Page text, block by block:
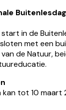
in de
met een
de Natuur,
kan tot 10 maart